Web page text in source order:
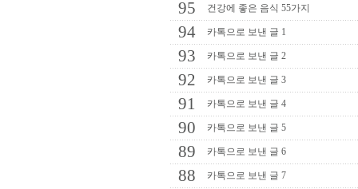
95 건강에 좋은 음식 55가지
94 카톡으로 보낸 글 1
93 카톡으로 보낸 글 2
92 카톡으로 보낸 글 3
91 카톡으로 보낸 글 4
90 카톡으로 보낸 글 5
89 카톡으로 보낸 글 6
88 카톡으로 보낸 글 7